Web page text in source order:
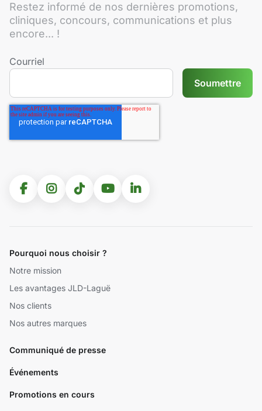
Restez informé de nos dernières promotions,
cliniques, concours, communications et plus
encore... !
Courriel
Pourquoi nous choisir ?
Notre mission
Les avantages JLD-Laguë
Nos clients
Nos autres marques
Communiqué de presse
Événements
Promotions en cours